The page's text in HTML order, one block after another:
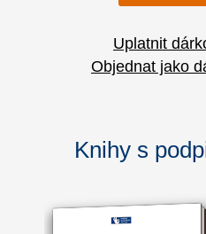
Uplatnit
Objednat jako
Knihy s